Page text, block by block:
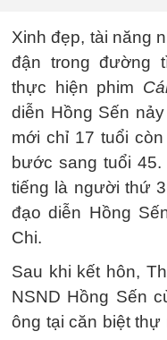
Xinh đẹp, tài năng
đận trong đường
thực hiện phim
diễn Hồng Sến
mới chỉ 17 tuổi
bước sang tuổi
tiếng là người thứ
đạo diễn Hồng
Chi.
Sau khi kết hôn,
NSND Hồng Sến
ông tại căn biệt thự